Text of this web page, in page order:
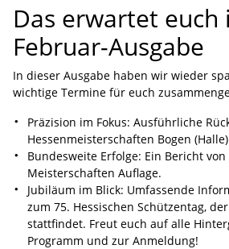
Das erwartet euch
Februar-Ausgabe
In dieser Ausgabe haben wir wieder
wichtige Termine für euch
Präzision im Fokus: Ausführliche
Hessenmeisterschaften Bogen
Bundesweite Erfolge: Ein Bericht
Meisterschaften Auflage.
Jubiläum im Blick: Umfassende
zum 75. Hessischen Schützentag,
stattfindet. Freut euch auf alle
Programm und zur Anmeldung!